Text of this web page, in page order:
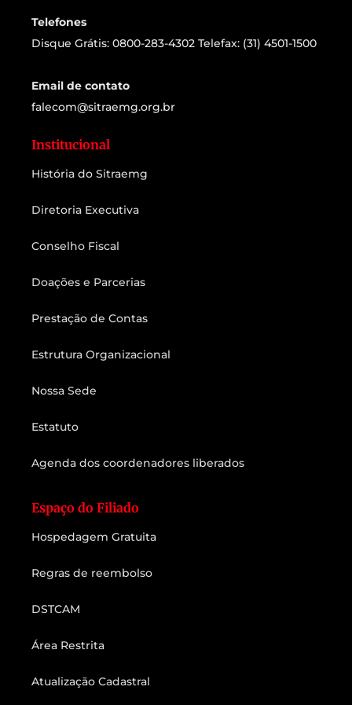
Telefones
Disque Grátis: 0800-283-4302 Telefax: (31) 4501-1500
Email de contato
falecom@sitraemg.org.br
Institucional
História do Sitraemg
Diretoria Executiva
Conselho Fiscal
Doações e Parcerias
Prestação de Contas
Estrutura Organizacional
Nossa Sede
Estatuto
Agenda dos coordenadores liberados
Espaço do Filiado
Hospedagem Gratuita
Regras de reembolso
DSTCAM
Área Restrita
Atualização Cadastral